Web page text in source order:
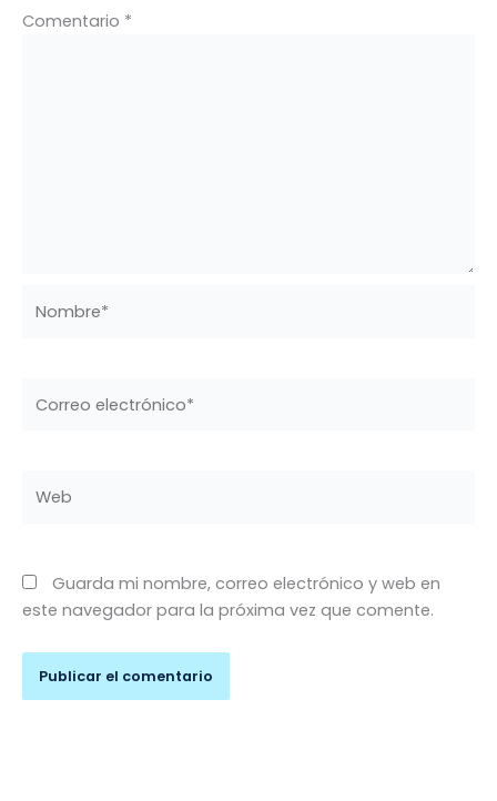
Comentario *
electrónico*
Guarda mi nombre, correo electrónico y web en
este navegador para la próxima vez que comente.